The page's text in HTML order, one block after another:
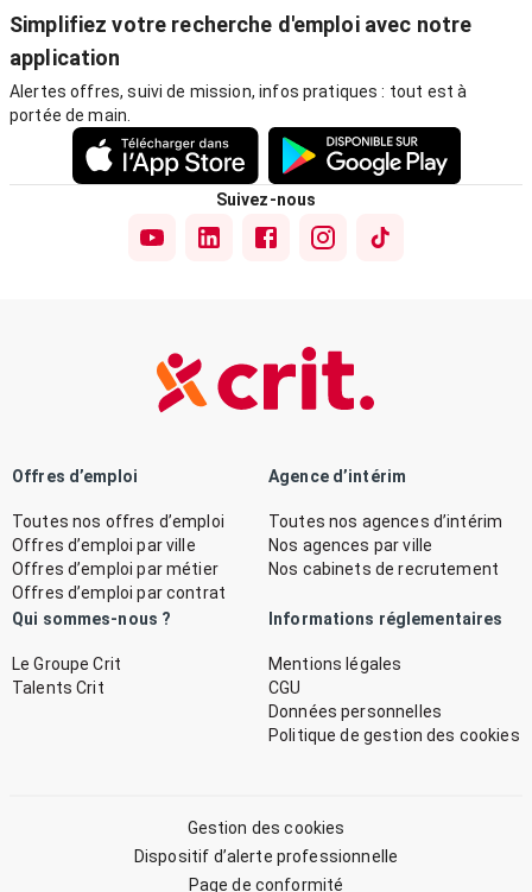
Simplifiez votre recherche d'emploi avec notre
application
Alertes offres, suivi de mission, infos pratiques : tout est à
portée de main.
Suivez-nous
Offres d’emploi
Toutes nos offres d’emploi
Offres d’emploi par ville
Offres d’emploi par métier
Offres d’emploi par contrat
Agence d’intérim
Toutes nos agences d’intérim
Nos agences par ville
Nos cabinets de recrutement
Qui sommes-nous ?
Le Groupe Crit
Talents Crit
Informations réglementaires
Mentions légales
CGU
Données personnelles
Politique de gestion des cookies
Gestion des cookies
Dispositif d’alerte professionnelle
Page de conformité